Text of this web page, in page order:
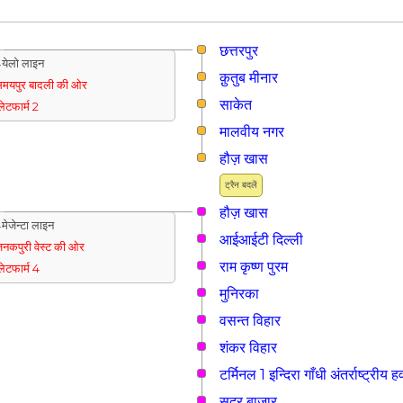
छत्तरपुर
लाइन
बादली की ओर
2
क़ुतुब मीनार
साकेत
मालवीय नगर
ट्रैन बदलें
हौज़ खास
हौज़ खास
लाइन
वेस्ट की ओर
4
आईआईटी दिल्ली
राम कृष्ण पुरम
मुनिरका
वसन्त विहार
शंकर विहार
टर्मिनल 1 इन्दिरा गाँधी अंतर्राष्ट्रीय